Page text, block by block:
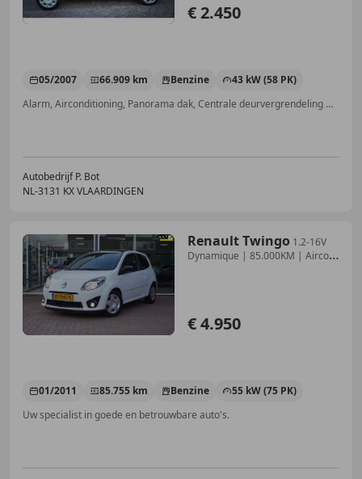
€ 2.450
05/2007 66.909 km Benzine
43 kW (58 PK)
Alarm, Airconditioning, Panorama dak, Centrale deurvergrendeling met afstandsbediening, Airbag bestuurder, Open dak, Elektrische ramen, Met onderhoudshistorie
Autobedrijf P. Bot
NL-3131 KX VLAARDINGEN
Renault Twingo 1.2-16V
Dynamique | 85.000KM | Airco |
€ 4.950
01/2011 85.755 km Benzine
55 kW (75 PK)
Uw specialist in goede en betrouwbare auto's.